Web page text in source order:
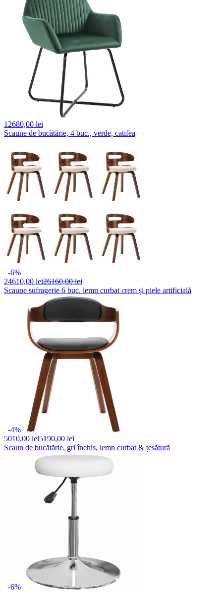
12680,00 lei
Scaune de bucătărie, 4 buc., verde, catifea
-6%
24610,00 lei26160,00 lei
Scaune sufragerie 6 buc. lemn curbat crem și piele artificială
-4%
5010,00 lei5190,00 lei
Scaun de bucătărie, gri închis, lemn curbat & țesătură
-6%